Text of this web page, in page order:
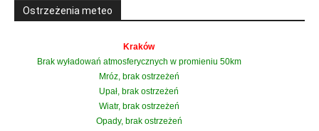
Ostrzeżenia meteo
Kraków
Brak wyładowań atmosferycznych w promieniu 50km
Mróz, brak ostrzeżeń
Upał, brak ostrzeżeń
Wiatr, brak ostrzeżeń
Opady, brak ostrzeżeń